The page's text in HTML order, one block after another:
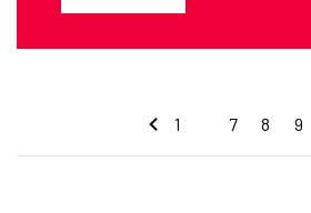
1 7 8 9